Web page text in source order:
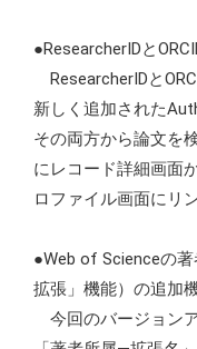
●ResearcherIDと
ResearcherIDと
新しく追加された
その両方から論文を
にレコード詳細画面
ロファイル画面にリ
●Web of Scienceの
拡張」機能）の追加
今回のバージョン